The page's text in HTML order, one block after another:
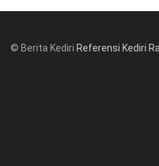
© Berita Kediri Referensi Kediri